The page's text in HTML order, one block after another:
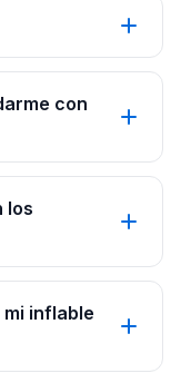
con
los
inflable